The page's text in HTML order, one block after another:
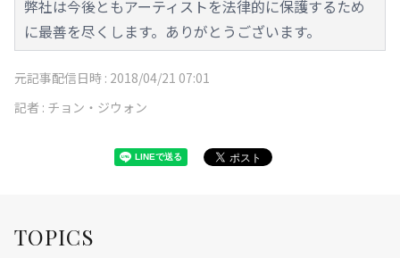
弊社は今後ともアーティストを法律的に保護するため
に最善を尽くします。ありがとうございます。
元記事配信日時 : 2018/04/21 07:01
記者 : チョン・ジウォン
TOPICS